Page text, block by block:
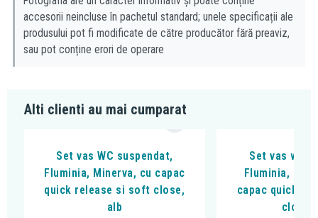
accesorii neincluse în pachetul standard; unele specificații ale
produsului pot fi modificate de către producător fără preaviz,
sau pot conține erori de operare
Alti clienti au mai cumparat
Set vas WC suspendat,
Fluminia, Minerva, cu capac
quick release si soft close,
alb
Set vas wc
Fluminia,
capac quick
close,